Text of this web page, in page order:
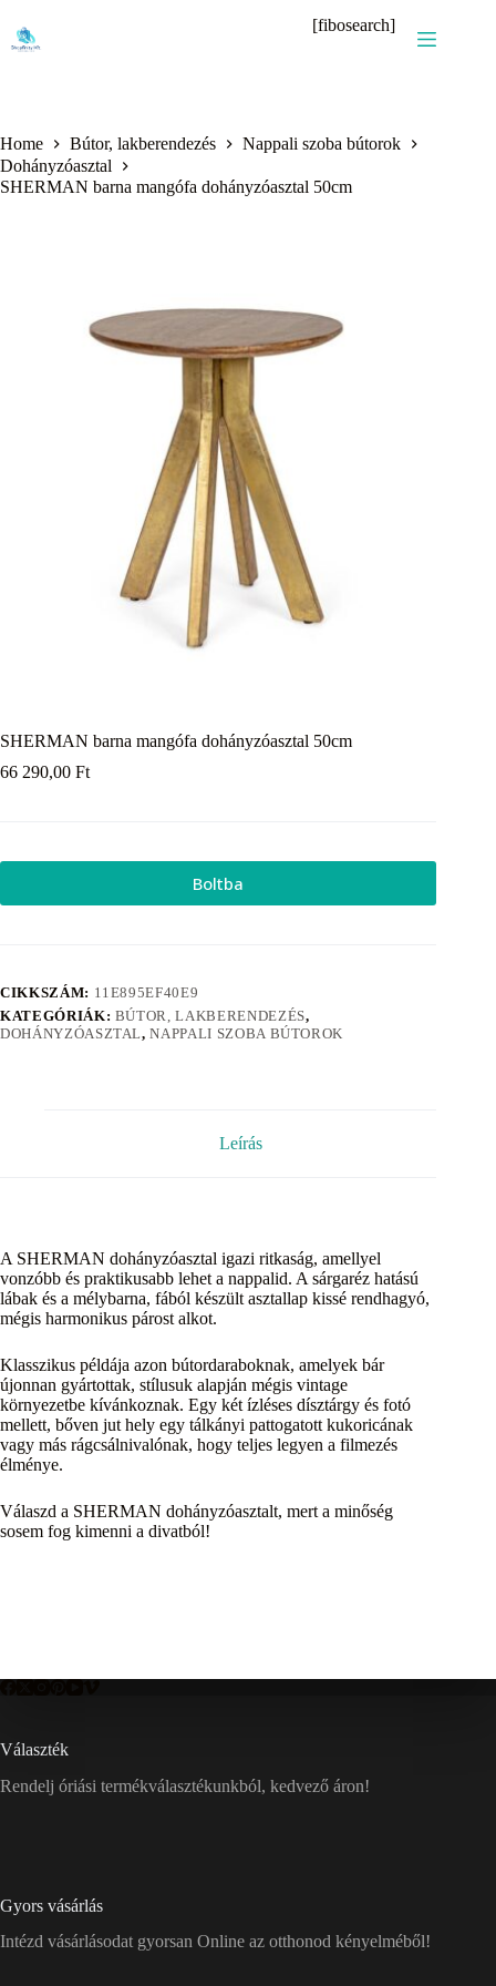
content
[fibosearch]
Home Bútor, lakberendezés
Nappali szoba bútorok
Dohányzóasztal
SHERMAN barna mangófa dohányzóasztal 50cm
SHERMAN barna mangófa dohányzóasztal 50cm
66 290,00 Ft
Boltba
CIKKSZÁM: 11E895EF40E9
KATEGÓRIÁK: BÚTOR, LAKBERENDEZÉS,
DOHÁNYZÓASZTAL,NAPPALI SZOBA BÚTOROK
Leírás
A SHERMAN dohányzóasztal igazi ritkaság, amellyel
vonzóbb és praktikusabb lehet a nappalid. A sárgaréz hatású
lábak és a mélybarna, fából készült asztallap kissé rendhagyó,
mégis harmonikus párost alkot.
Klasszikus példája azon bútordaraboknak, amelyek bár
újonnan gyártottak, stílusuk alapján mégis vintage
környezetbe kívánkoznak. Egy két ízléses dísztárgy és fotó
mellett, bőven jut hely egy tálkányi pattogatott kukoricának
vagy más rágcsálnivalónak, hogy teljes legyen a filmezés
élménye.
Válaszd a SHERMAN dohányzóasztalt, mert a minőség
sosem fog kimenni a divatból!
Választék
Rendelj óriási termékválasztékunkból, kedvező áron!
Gyors vásárlás
Intézd vásárlásodat gyorsan Online az otthonod kényelméből!